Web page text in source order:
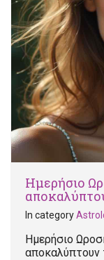
Ημερήσιο
In category
Ημερήσιο
αποκαλύπτουν